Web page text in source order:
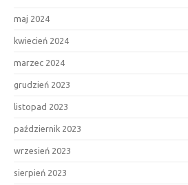
maj 2024
kwiecień 2024
marzec 2024
grudzień 2023
listopad 2023
październik 2023
wrzesień 2023
sierpień 2023